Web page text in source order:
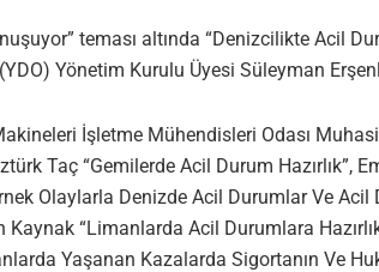
teması altında “Denizcilikte Acil
Yönetim Kurulu Üyesi Süleyman
İşletme Mühendisleri Odası
Taç “Gemilerde Acil Durum Hazırlık”,
Olaylarla Denizde Acil Durumlar Ve
Kaynak “Limanlarda Acil Durumlara
Yaşanan Kazalarda Sigortanın Ve